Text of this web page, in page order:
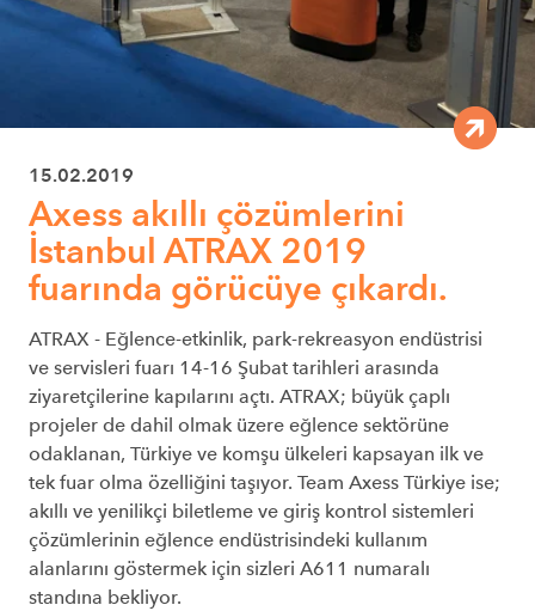
15.02.2019
Axess akıllı çözümlerini
İstanbul ATRAX 2019
fuarında görücüye çıkardı.
ATRAX - Eğlence-etkinlik, park-rekreasyon endüstrisi
ve servisleri fuarı 14-16 Şubat tarihleri arasında
ziyaretçilerine kapılarını açtı. ATRAX; büyük çaplı
projeler de dahil olmak üzere eğlence sektörüne
odaklanan, Türkiye ve komşu ülkeleri kapsayan ilk ve
tek fuar olma özelliğini taşıyor. Team Axess Türkiye ise;
akıllı ve yenilikçi biletleme ve giriş kontrol sistemleri
çözümlerinin eğlence endüstrisindeki kullanım
alanlarını göstermek için sizleri A611 numaralı
standına bekliyor.